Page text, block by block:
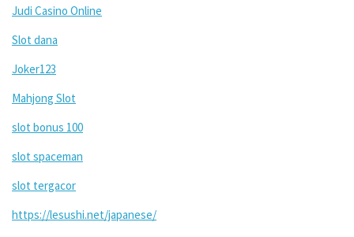
Judi Casino Online
Slot dana
Joker123
Mahjong Slot
slot bonus 100
slot spaceman
slot tergacor
https://lesushi.net/japanese/